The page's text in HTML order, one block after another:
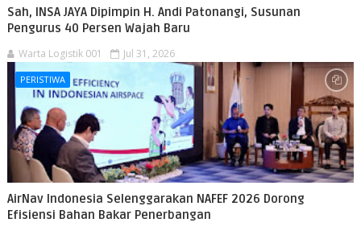
Sah, INSA JAYA Dipimpin H. Andi Patonangi, Susunan
Pengurus 40 Persen Wajah Baru
Warta Logistik 001 Jul 31, 2026
PERISTIWA
AirNav Indonesia Selenggarakan NAFEF 2026 Dorong
Efisiensi Bahan Bakar Penerbangan